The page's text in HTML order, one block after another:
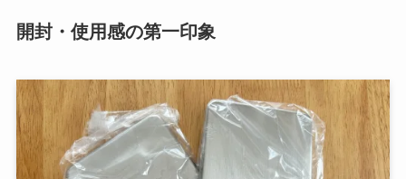
開封・使用感の第一印象